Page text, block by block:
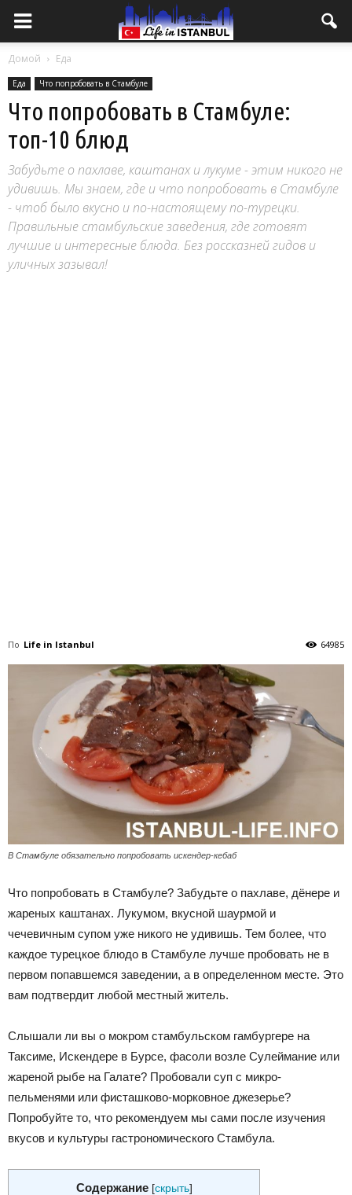
Домой Еда
Еда Что попробовать в Стамбуле
Что попробовать в Стамбуле:
топ-10 блюд
Забудьте о пахлаве, каштанах и лукуме - этим никого не
удивишь. Мы знаем, где и что попробовать в Стамбуле
- чтоб было вкусно и по-настоящему по-турецки.
Правильные стамбульские заведения, где готовят
лучшие и интересные блюда. Без россказней гидов и
уличных зазывал!
По Life in Istanbul 64985
В Стамбуле обязательно попробовать искендер-кебаб
Что попробовать в Стамбуле? Забудьте о пахлаве, дёнере и
жареных каштанах. Лукумом, вкусной шаурмой и
чечевичным супом уже никого не удивишь. Тем более, что
каждое турецкое блюдо в Стамбуле лучше пробовать не в
первом попавшемся заведении, а в определенном месте. Это
вам подтвердит любой местный житель.
Слышали ли вы о мокром стамбульском гамбургере на
Таксиме, Искендере в Бурсе, фасоли возле Сулеймание или
жареной рыбе на Галате? Пробовали суп с микро-
пельменями или фисташково-морковное джезерье?
Попробуйте то, что рекомендуем мы сами после изучения
вкусов и культуры гастрономического Стамбула.
Содержание [скрыть]